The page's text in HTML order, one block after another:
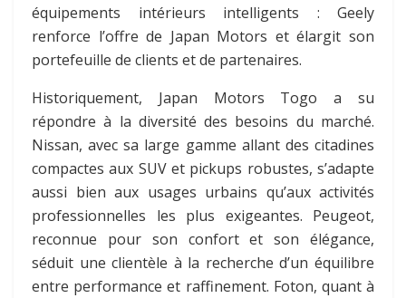
équipements intérieurs intelligents : Geely
renforce l’offre de Japan Motors et élargit son
portefeuille de clients et de partenaires.
Historiquement, Japan Motors Togo a su
répondre à la diversité des besoins du marché.
Nissan, avec sa large gamme allant des citadines
compactes aux SUV et pickups robustes, s’adapte
aussi bien aux usages urbains qu’aux activités
professionnelles les plus exigeantes. Peugeot,
reconnue pour son confort et son élégance,
séduit une clientèle à la recherche d’un équilibre
entre performance et raffinement. Foton, quant à